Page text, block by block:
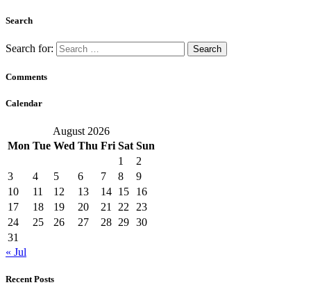
Search
Search for:
Comments
Calendar
August 2026
Mon Tue Wed Thu Fri Sat Sun
1
2
3
4 5 6 7 8
9
10
11 12 13 14 15
16
17
18 19 20 21 22
23
24
25 26 27 28 29 30
31
« Jul
Recent Posts